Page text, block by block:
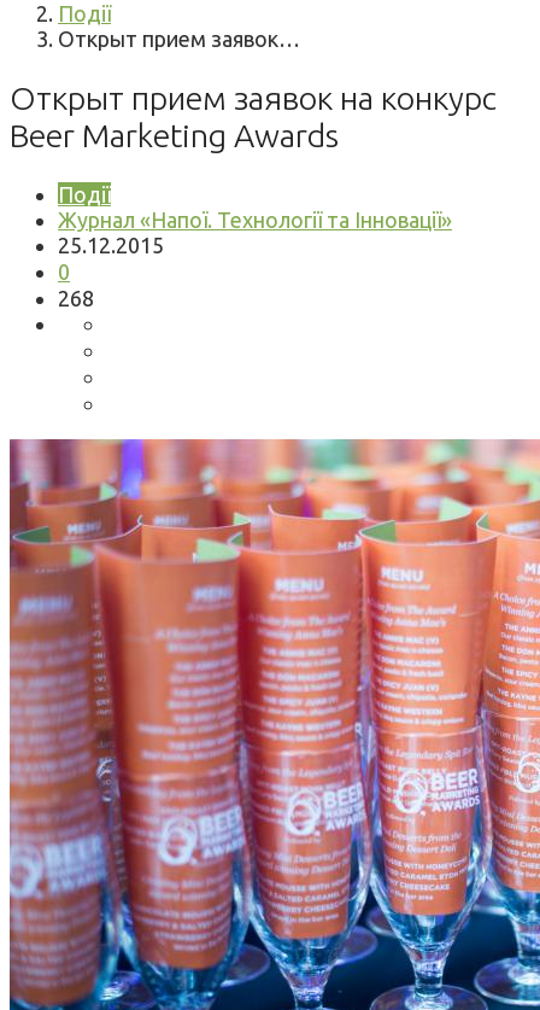
Події
Открыт прием заявок…
Открыт прием заявок на конкурс
Beer Marketing Awards
Події
Журнал «Напої. Технології та Інновації»
25.12.2015
0
268